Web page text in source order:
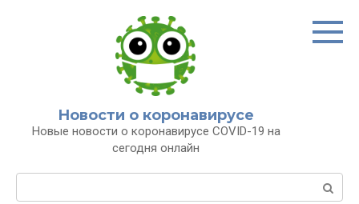
Новости о коронавирусе
Новые новости о коронавирусе COVID-19 на
сегодня онлайн